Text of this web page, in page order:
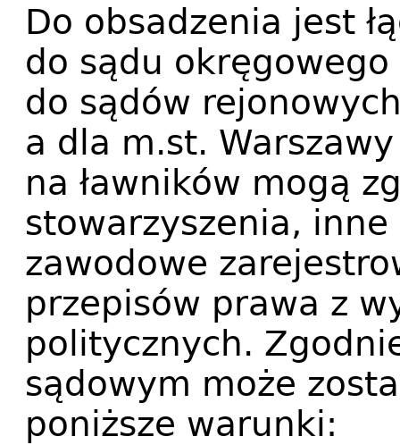
Do obsadzenia jest
do sądu
do sądów
a dla m.st.
na ławników mogą
stowarzyszenia, inne
zawodowe
przepisów prawa z
politycznych.
sądowym może
poniższe warunki: